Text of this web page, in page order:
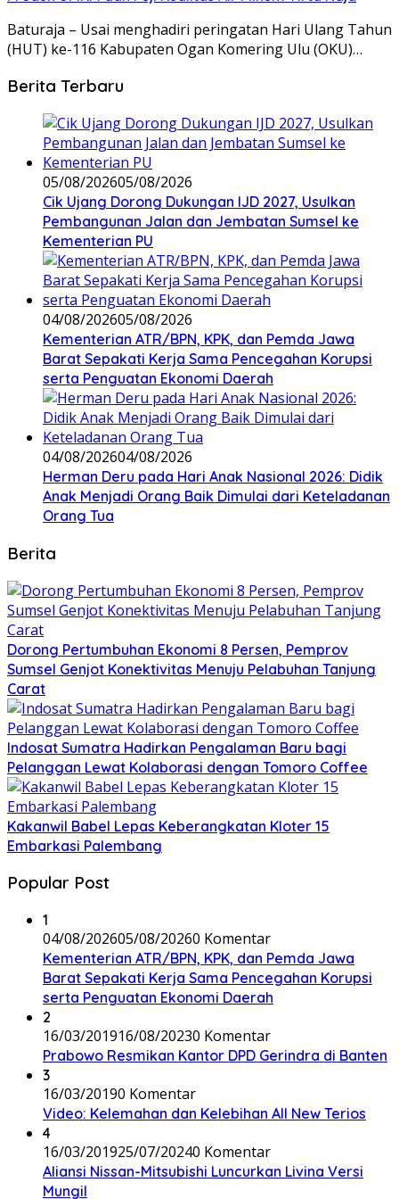
Baturaja – Usai menghadiri peringatan Hari Ulang Tahun
(HUT) ke-116 Kabupaten Ogan Komering Ulu (OKU)…
Berita Terbaru
05/08/202605/08/2026
Cik Ujang Dorong Dukungan IJD 2027, Usulkan
Pembangunan Jalan dan Jembatan Sumsel ke
Kementerian PU
04/08/202605/08/2026
Kementerian ATR/BPN, KPK, dan Pemda Jawa
Barat Sepakati Kerja Sama Pencegahan Korupsi
serta Penguatan Ekonomi Daerah
04/08/202604/08/2026
Herman Deru pada Hari Anak Nasional 2026: Didik
Anak Menjadi Orang Baik Dimulai dari Keteladanan
Orang Tua
Berita
Dorong Pertumbuhan Ekonomi 8 Persen, Pemprov
Sumsel Genjot Konektivitas Menuju Pelabuhan Tanjung
Carat
Indosat Sumatra Hadirkan Pengalaman Baru bagi
Pelanggan Lewat Kolaborasi dengan Tomoro Coffee
Kakanwil Babel Lepas Keberangkatan Kloter 15
Embarkasi Palembang
Popular Post
1
04/08/202605/08/20260 Komentar
Kementerian ATR/BPN, KPK, dan Pemda Jawa
Barat Sepakati Kerja Sama Pencegahan Korupsi
serta Penguatan Ekonomi Daerah
2
16/03/201916/08/20230 Komentar
Prabowo Resmikan Kantor DPD Gerindra di Banten
3
16/03/20190 Komentar
Video: Kelemahan dan Kelebihan All New Terios
4
16/03/201925/07/20240 Komentar
Aliansi Nissan-Mitsubishi Luncurkan Livina Versi
Mungil